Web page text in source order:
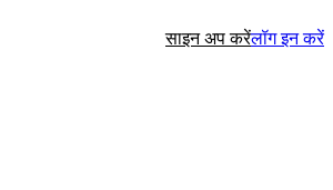
साइन अप करेंलॉग इन करें